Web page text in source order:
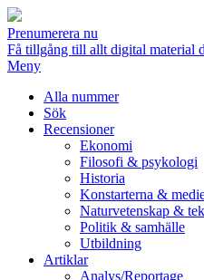
Prenumerera nu
Få tillgång till allt digital material
Meny
Alla nummer
Sök
Recensioner
Ekonomi
Filosofi & psykologi
Historia
Konstarterna &
Naturvetenskap &
Politik & samhälle
Utbildning
Artiklar
Analys/Reportage